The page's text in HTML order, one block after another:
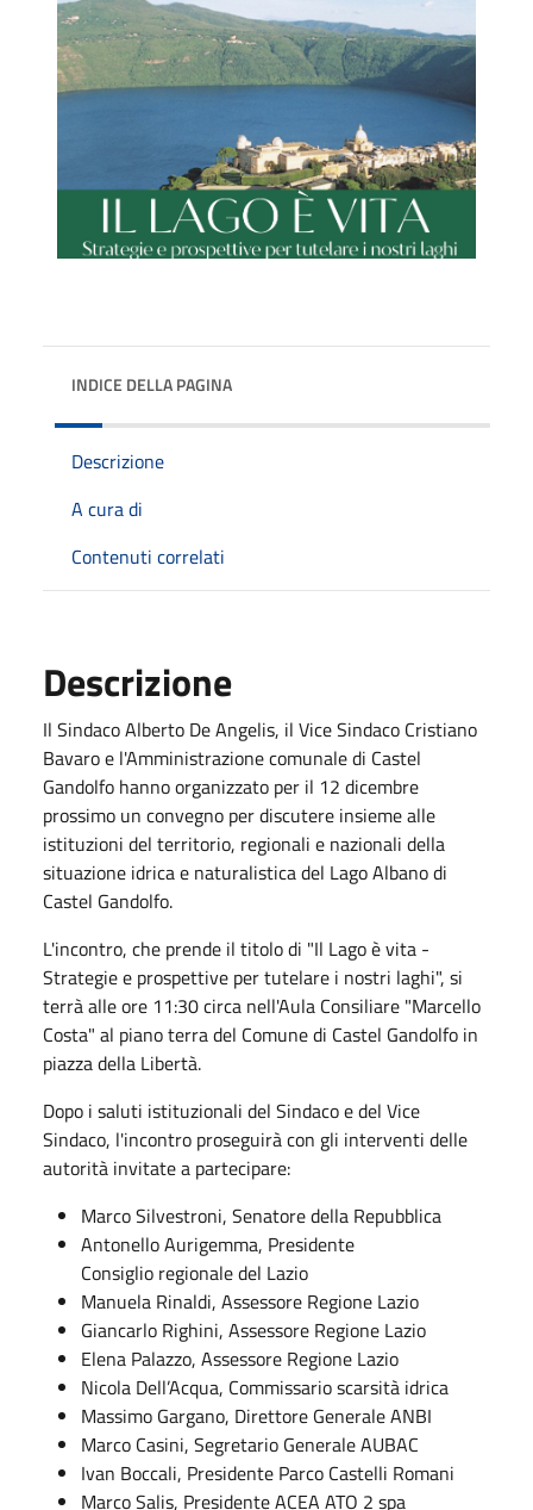
INDICE DELLA PAGINA
Descrizione
A cura di
Contenuti correlati
Descrizione
Il Sindaco Alberto De Angelis, il Vice Sindaco Cristiano
Bavaro e l'Amministrazione comunale di Castel
Gandolfo hanno organizzato per il 12 dicembre
prossimo un convegno per discutere insieme alle
istituzioni del territorio, regionali e nazionali della
situazione idrica e naturalistica del Lago Albano di
Castel Gandolfo.
L'incontro, che prende il titolo di "Il Lago è vita -
Strategie e prospettive per tutelare i nostri laghi", si
terrà alle ore 11:30 circa nell'Aula Consiliare "Marcello
Costa" al piano terra del Comune di Castel Gandolfo in
piazza della Libertà.
Dopo i saluti istituzionali del Sindaco e del Vice
Sindaco, l'incontro proseguirà con gli interventi delle
autorità invitate a partecipare:
Marco Silvestroni, Senatore della Repubblica
Antonello Aurigemma, Presidente
Consiglio regionale del Lazio
Manuela Rinaldi, Assessore Regione Lazio
Giancarlo Righini, Assessore Regione Lazio
Elena Palazzo, Assessore Regione Lazio
Nicola Dell’Acqua, Commissario scarsità idrica
Massimo Gargano, Direttore Generale ANBI
Marco Casini, Segretario Generale AUBAC
Ivan Boccali, Presidente Parco Castelli Romani
Marco Salis, Presidente ACEA ATO 2 spa